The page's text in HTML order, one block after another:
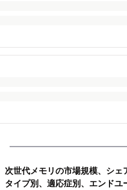
次世代メモリの市場規模、シ
タイプ別、適応症別、エンドユ